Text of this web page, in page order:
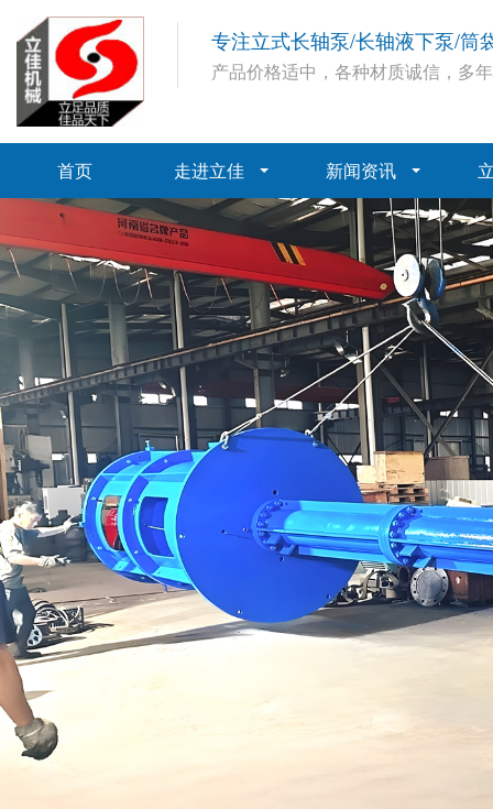
专注立式长轴泵/长轴液下泵/筒
产品价格适中，各种材质诚信，
首页 走进立佳 新闻资讯